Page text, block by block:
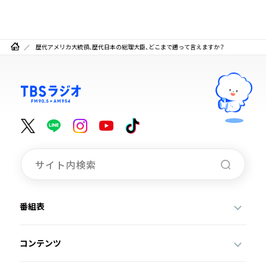
歴代アメリカ大統領、歴代日本の総理大臣、どこまで遡って言えますか？
番組表
コンテンツ